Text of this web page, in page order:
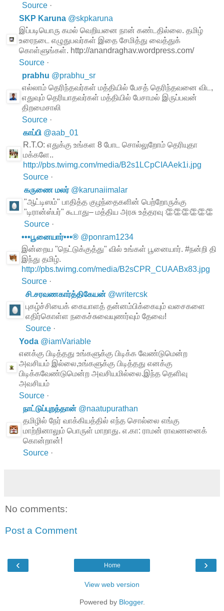
Source ·
SKP Karuna @skpkaruna
இப்படியொரு கமல் வெறியனை நான் கண்டதில்லை. தமிழ்
உரைநடை எழுதுபவர்கள் இதை சேமித்து வைத்துக்
கொள்ளுங்கள். http://anandraghav.wordpress.com/
Source ·
prabhu @prabhu_sr
எல்லாம் தெரிந்தவர்கள் மத்தியில் பேசத் தெரிந்தவனை விட,
எதுவும் தெரியாதவர்கள் மத்தியில் பேசாமல் இருப்பவன்
திறமைசாலி
Source ·
காப்பி @aab_01
R.T.O: எதுக்கு உங்கள 8 போட சொல்லுறோம் தெரியுதா
மக்களே..
http://pbs.twimg.com/media/B2s1LCpCIAAek1i.jpg
Source ·
கருணை மலர் @karunaiimalar
"ஆட்டிஸம்" பாதித்த குழந்தைகளின் பெற்றோருக்கு
"டிரான்ஸ்பர்" கூடாது– மத்திய அரசு உத்தரவு 👏👏👏👏👏👏
Source ·
•••பூனையார்•••® @ponram1234
இன்றைய "நெட்டுக்குத்து" வில் உங்கள் பூனையார். #நன்றி தி
இந்து தமிழ்.
http://pbs.twimg.com/media/B2sCPR_CUAABx83.jpg
Source ·
சி.சரவணகார்த்திகேயன் @writercsk
புகழ்ச்சியைக் கையாளத் தன்னம்பிக்கையும் வசைகளை
எதிர்கொள்ள நகைச்சுவையுணர்வும் தேவை!
Source ·
Yoda @iamVariable
எனக்கு பிடித்தது உங்களுக்கு பிடிக்க வேண்டுமென்ற
அவசியம் இல்லை,உங்களுக்கு பிடித்தது எனக்கு
பிடிக்கவேண்டுமென்ற அவசியமில்லை.இந்த தெளிவு
அவசியம்
Source ·
நாட்டுப்புறத்தான் @naatupurathan
தமிழில் நேர் வாக்கியத்தில் எந்த சொல்லை எங்கு
மாற்றினாலும் பொருள் மாறாது. எ.கா: ராமன் ராவணனைக்
கொன்றான்!
Source ·
No comments:
Post a Comment
‹ ›
Home
View web version
Powered by Blogger.